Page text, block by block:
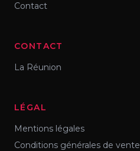
Contact
CONTACT
La Réunion
LÉGAL
Mentions légales
Conditions générales de vente